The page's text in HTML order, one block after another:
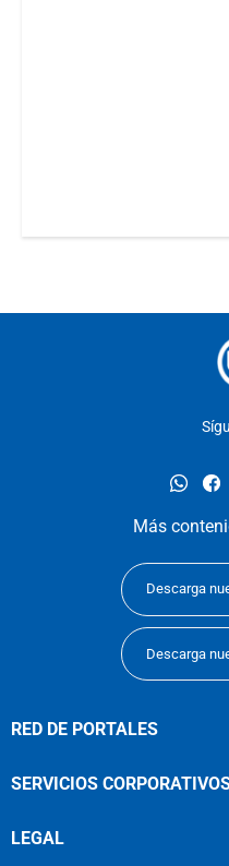
Más
Descarga
Descarga
RED DE PORTALES
SERVICIOS
LEGAL